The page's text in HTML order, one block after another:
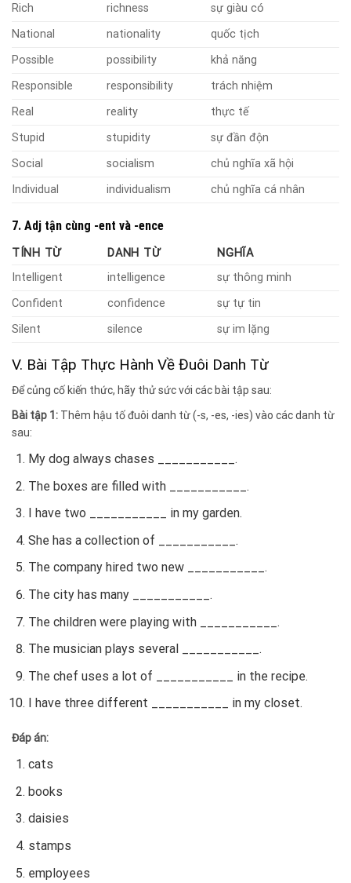
Rich
richness
sự giàu có
National
nationality
quốc tịch
Possible
possibility
khả năng
Responsible
responsibility
trách nhiệm
Real
reality
thực tế
Stupid
stupidity
sự đần độn
Social
socialism
chủ nghĩa xã hội
Individual
individualism chủ nghĩa cá nhân
7. Adj tận cùng -ent và -ence
TÍNH TỪ DANH TỪ
NGHĨA
Intelligent
intelligence
sự thông minh
Confident
confidence
sự tự tin
Silent
silence sự im lặng
V. Bài Tập Thực Hành Về Đuôi Danh Từ
Để củng cố kiến thức, hãy thử sức với các bài tập sau:
Bài tập 1: Thêm hậu tố đuôi danh từ (-s, -es, -ies) vào các danh từ
sau:
My dog always chases ___________.
The boxes are filled with ___________.
I have two ___________ in my garden.
She has a collection of ___________.
The company hired two new ___________.
The city has many ___________.
The children were playing with ___________.
The musician plays several ___________.
The chef uses a lot of ___________ in the recipe.
I have three different ___________ in my closet.
Đáp án:
cats
books
daisies
stamps
employees